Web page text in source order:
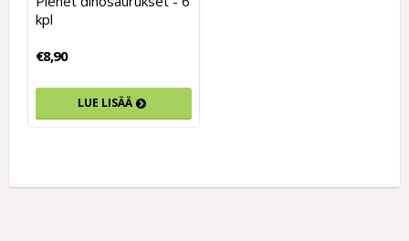
kpl
€8,90
LUE LISÄÄ